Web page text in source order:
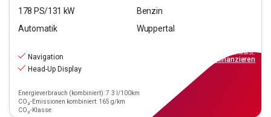
178 PS/131 kW
Benzin
Automatik
Wuppertal
Navigation
Head-Up Display
Energieverbrauch (kombiniert): 7.3 l/100km
CO₂-Emissionen kombiniert: 165 g/km
CO₂-Klasse:
inkl.MwSt.
finanzieren